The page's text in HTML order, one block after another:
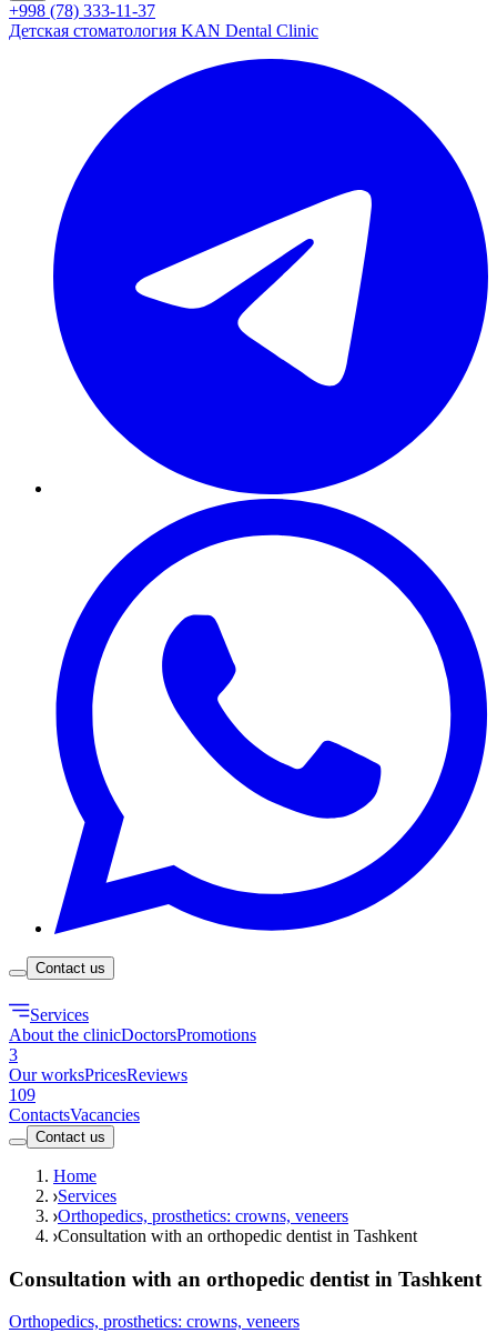
+998 (78) 333-11-37
Детская стоматология KAN Dental Clinic
Contact us
Services
About the clinicDoctorsPromotions
3
Our worksPricesReviews
109
ContactsVacancies
Contact us
Home
Services
Orthopedics, prosthetics: crowns, veneers
Consultation with an orthopedic dentist in Tashkent
Consultation with an orthopedic dentist in Tashkent
Orthopedics, prosthetics: crowns, veneers